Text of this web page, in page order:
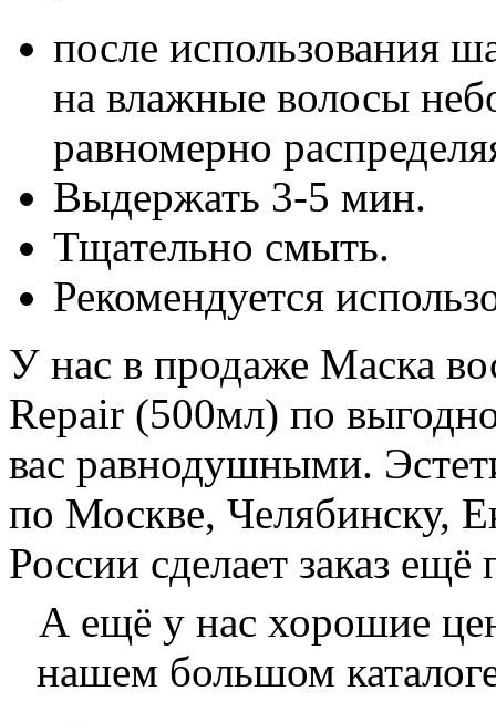
после использования
на влажные волосы
равномерно
Выдержать 3-5 мин.
Тщательно смыть.
Рекомендуется
У нас в продаже Маска
Repair (500мл) по
вас равнодушными.
по Москве, Челябинску,
России сделает заказ
А ещё у нас хорошие
нашем большом